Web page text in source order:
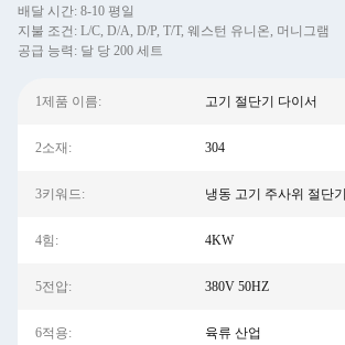
배달 시간: 8-10 평일
지불 조건: L/C, D/A, D/P, T/T, 웨스턴 유니온, 머니그램
공급 능력: 달 당 200 세트
1제품 이름: 고기 절단기 다이서
2소재: 304
3키워드: 냉동 고기 주사위 절단기
4힘: 4KW
5전압: 380V 50HZ
6적용: 육류 산업